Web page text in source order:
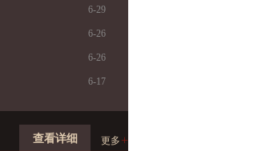
6-29
6-26
6-26
6-17
查看详细 更多 +